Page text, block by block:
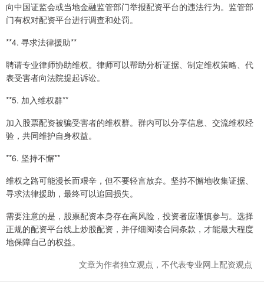
向中国证监会或当地金融监管部门举报配资平台的违法行为。监管部
门有权对配资平台进行调查和处罚。
**4. 寻求法律援助**
聘请专业律师协助维权。律师可以帮助分析证据、制定维权策略、代
表受害者向法院提起诉讼。
**5. 加入维权群**
加入股票配资被骗受害者的维权群。群内可以分享信息、交流维权经
验，共同维护自身权益。
**6. 坚持不懈**
维权之路可能漫长而艰辛，但不要轻言放弃。坚持不懈地收集证据、
寻求法律援助，最终可以追回损失。
需要注意的是，股票配资本身存在高风险，投资者应谨慎参与。选择
正规的配资平台线上炒股配资，并仔细阅读合同条款，才能最大程度
地保障自己的权益。
文章为作者独立观点，不代表专业网上配资观点